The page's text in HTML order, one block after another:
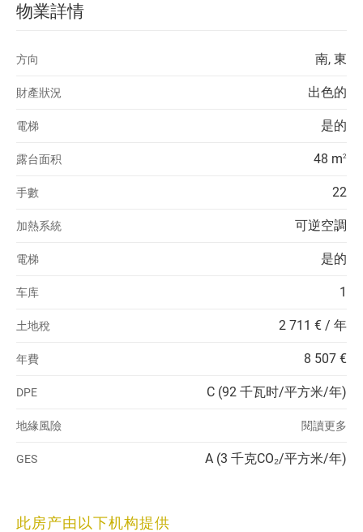
物業詳情
方向 南, 東
財產狀況 出色的
電梯 是的
露台面积 48 m2
手數 22
加熱系統 可逆空調
電梯 是的
车库 1
土地稅 2 711 € / 年
年費 8 507 €
DPE C (92 千瓦时/平方米/年)
地緣風險 閱讀更多
GES A (3 千克CO₂/平方米/年)
此房产由以下机构提供